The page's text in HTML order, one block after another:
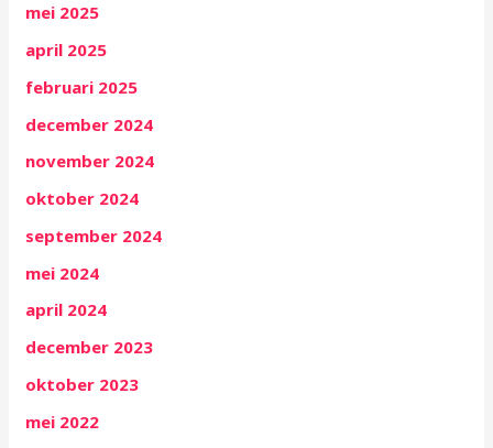
mei 2025
april 2025
februari 2025
december 2024
november 2024
oktober 2024
september 2024
mei 2024
april 2024
december 2023
oktober 2023
mei 2022